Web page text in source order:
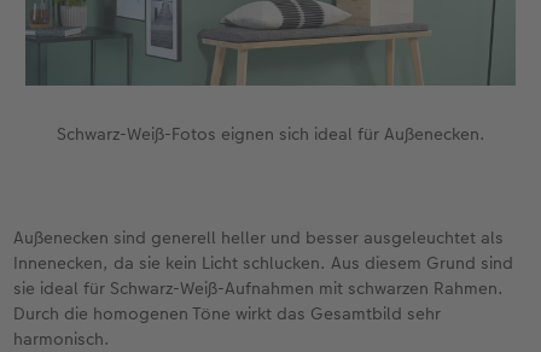
Schwarz-Weiß-Fotos eignen sich ideal für Außenecken.
Außenecken sind generell heller und besser ausgeleuchtet als
Innenecken, da sie kein Licht schlucken. Aus diesem Grund sind
sie ideal für Schwarz-Weiß-Aufnahmen mit schwarzen Rahmen.
Durch die homogenen Töne wirkt das Gesamtbild sehr
harmonisch.